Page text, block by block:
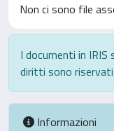
Non ci sono file
I documenti in
diritti sono
Informazioni